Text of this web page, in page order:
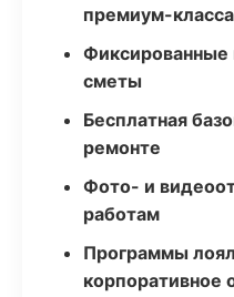
премиум-класса
Фиксированные
сметы
Бесплатная
ремонте
Фото- и
работам
Программы
корпоративное